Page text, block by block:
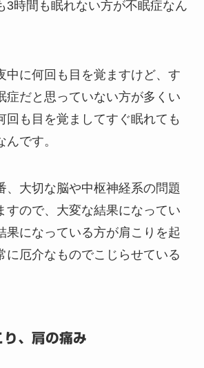
3時間も眠れない方が不眠症なん
中に何回も目を覚ますけど、す
症だと思っていない方が多くい
回も目を覚ましてすぐ眠れても
です。
、大切な脳や中枢神経系の問題
すので、大変な結果になってい
果になっている方が肩こりを起
に厄介なものでこじらせている
り、肩の痛み